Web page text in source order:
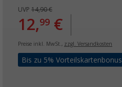
UVP 14,90 €
12,99 €
Preise inkl. MwSt., zzgl. Versandkosten
Bis zu 5%